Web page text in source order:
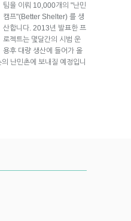
팀을 이뤄 10,000개의 "난민
캠프"(Better Shelter) 를 생
산합니다. 2013년 발표한 프
로젝트는 몇달간의 시범 운
용후 대량 생산에 들어가 올
난민촌에 보내질 예정입니